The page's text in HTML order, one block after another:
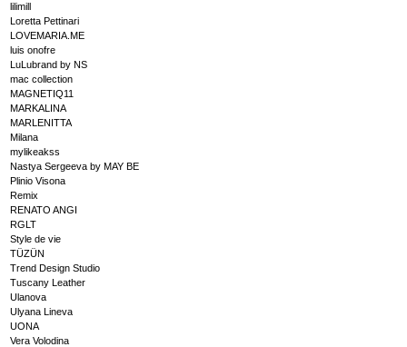
lilimill
Loretta Pettinari
LOVEMARIA.ME
luis onofre
LuLubrand by NS
mac collection
MAGNETIQ11
MARKALINA
MARLENITTA
Milana
mylikeakss
Nastya Sergeeva by MAY BE
Plinio Visona
Remix
RENATO ANGI
RGLT
Style de vie
TÜZÜN
Trend Design Studio
Tuscany Leather
Ulanova
Ulyana Lineva
UONA
Vera Volodina